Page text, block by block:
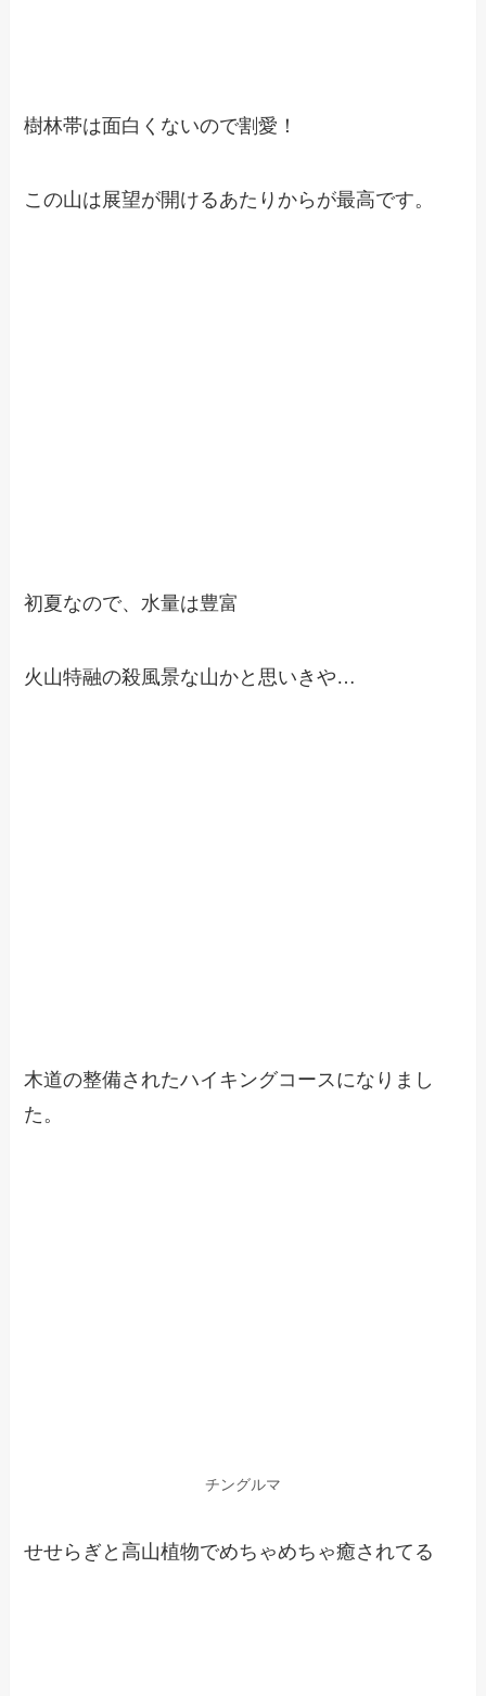
樹林帯は面白くないので割愛！
この山は展望が開けるあたりからが最高です。
初夏なので、水量は豊富
火山特融の殺風景な山かと思いきや…
木道の整備されたハイキングコースになりまし
た。
チングルマ
せせらぎと高山植物でめちゃめちゃ癒されてる